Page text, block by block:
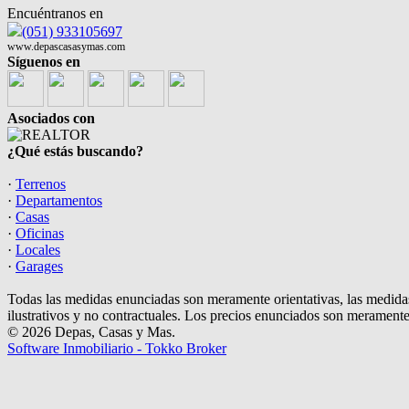
Encuéntranos en
(051) 933105697
www.depascasasymas.com
Síguenos en
Asociados con
¿Qué estás buscando?
· Terrenos
· Departamentos
· Casas
· Oficinas
· Locales
· Garages
Todas las medidas enunciadas son meramente orientativas, las
ilustrativos y no contractuales. Los precios enunciados son
© 2026 Depas, Casas y Mas.
Software Inmobiliario - Tokko Broker